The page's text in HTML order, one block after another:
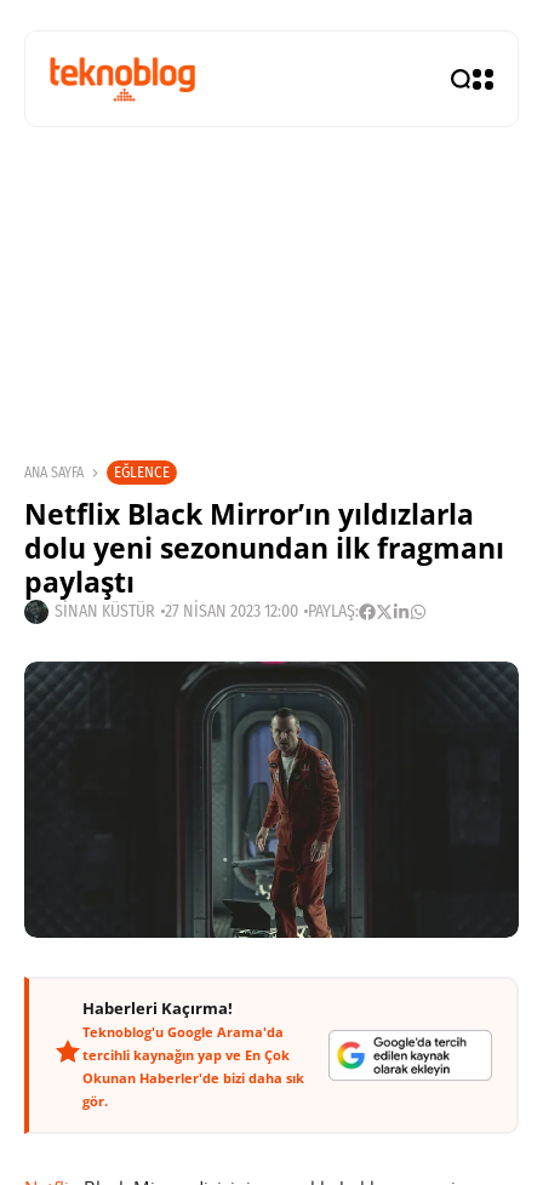
ANA SAYFA EĞLENCE
Netflix Black Mirror’ın yıldızlarla
dolu yeni sezonundan ilk fragmanı
paylaştı
SINAN KÜSTÜR 27 NISAN 2023 12:00 PAYLAŞ:
Haberleri Kaçırma!
Teknoblog'u Google Arama'da
tercihli kaynağın yap ve En Çok
Okunan Haberler'de bizi daha sık
gör.